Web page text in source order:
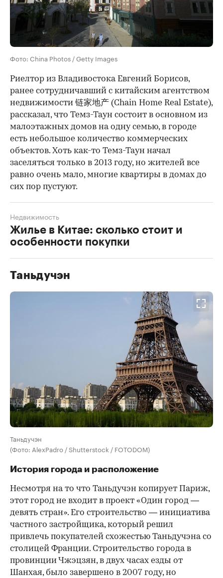
Фото: China Photos / Getty Images
Риелтор из Владивостока Евгений Борисов,
ранее сотрудничавший с китайским агентством
недвижимости 链家地产 (Chain Home Real Estate),
рассказал, что Темз-Таун состоит в основном из
малоэтажных домов на одну семью, в городе
есть небольшое количество коммерческих
объектов. Хоть как-то Темз-Таун начал
заселяться только в 2013 году, но жителей все
равно очень мало, многие квартиры в домах до
сих пор пустуют.
Жилье в Китае: сколько стоит и
особенности покупки
Недвижимость
Таньдучэн
Таньдучэн
(Фото: AlexPadro / Shutterstock / FOTODOM)
История города и расположение
Несмотря на то что Таньдучэн копирует Париж,
этот город не входит в проект «Один город —
девять стран». Его строительство — инициатива
частного застройщика, который решил
привлечь покупателей схожестью Таньдучэна со
столицей Франции. Строительство города в
провинции Чжэцзян, в двух часах езды от
Шанхая, было завершено в 2007 году, но